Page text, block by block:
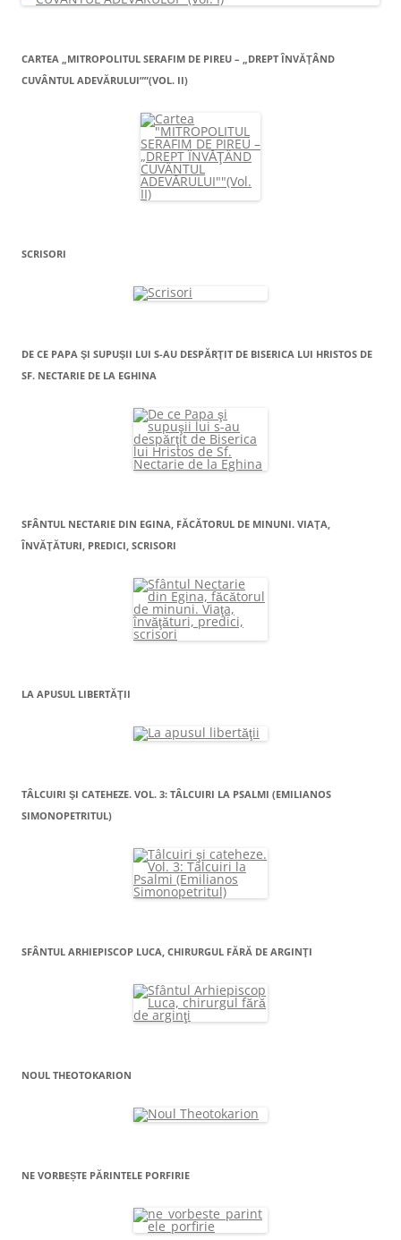
CARTEA „MITROPOLITUL SERAFIM DE PIREU – „DREPT ÎNVĂŢÂND
CUVÂNTUL ADEVĂRULUI””(VOL. II)
SCRISORI
DE CE PAPA ŞI SUPUŞII LUI S-AU DESPĂRŢIT DE BISERICA LUI HRISTOS DE
SF. NECTARIE DE LA EGHINA
SFÂNTUL NECTARIE DIN EGINA, FĂCĂTORUL DE MINUNI. VIAŢA,
ÎNVĂŢĂTURI, PREDICI, SCRISORI
LA APUSUL LIBERTĂŢII
TÂLCUIRI ŞI CATEHEZE. VOL. 3: TÂLCUIRI LA PSALMI (EMILIANOS
SIMONOPETRITUL)
SFÂNTUL ARHIEPISCOP LUCA, CHIRURGUL FĂRĂ DE ARGINŢI
NOUL THEOTOKARION
NE VORBEȘTE PĂRINTELE PORFIRIE